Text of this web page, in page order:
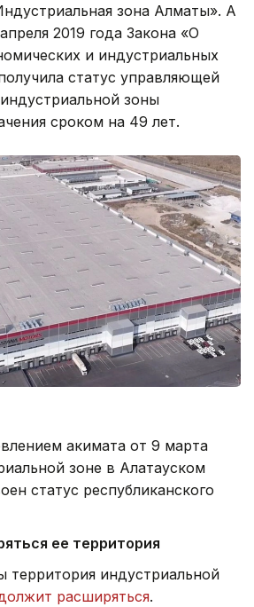
зона Алматы». А
2019 года Закона «О
и индустриальных
статус управляющей
зоны
сроком на 49 лет.
акимата от 9 марта
зоне в Алатауском
статус республиканского
ее территория
территория индустриальной
расширяться.